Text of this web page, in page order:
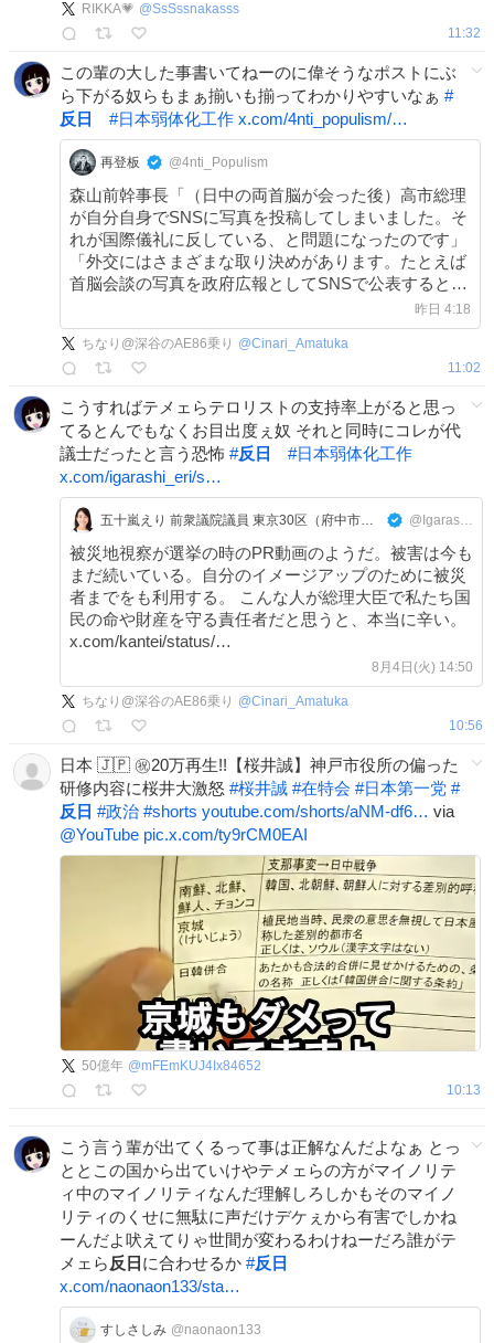
RIKKA💗 @SsSssnakasss
11:32
この輩の大した事書いてねーのに偉そうなポストにぶ
ら下がる奴らもまぁ揃いも揃ってわかりやすいなぁ #
反日
#日本弱体化工作 x.com/4nti_populism/…
再登板 @4nti_Populism
森山前幹事長「（日中の両首脳が会った後）高市総理
が自分自身でSNSに写真を投稿してしまいました。そ
れが国際儀礼に反している、と問題になったのです」
「外交にはさまざまな取り決めがあります。たとえば
首脳会談の写真を政府広報としてSNSで公表するとき
は、相手国の了解をもらわないといけないルー昨日 4:18
ちなり@深谷のAE86乗り @Cinari_Amatuka
11:02
こうすればテメェらテロリストの支持率上がると思っ
てるとんでもなくお目出度ぇ奴 それと同時にコレが代
議士だったと言う恐怖 #反日 #日本弱体化工作
x.com/igarashi_eri/s…
五十嵐えり 前衆議院議員 東京30区（府中市・多摩市・稲城市） @Igarashi_Eri
被災地視察が選挙の時のPR動画のようだ。被害は今も
まだ続いている。自分のイメージアップのために被災
者までをも利用する。 こんな人が総理大臣で私たち国
民の命や財産を守る責任者だと思うと、本当に辛い。
x.com/kantei/status/…
8月4日(火) 14:50
ちなり@深谷のAE86乗り @Cinari_Amatuka
10:56
日本 🇯🇵 ㊗️20万再生!!【桜井誠】神戸市役所の偏った
研修内容に桜井大激怒 #桜井誠 #在特会 #日本第一党 #
反日 #政治 #shorts youtube.com/shorts/aNM-df6… via
@YouTube pic.x.com/ty9rCM0EAI
50億年 @mFEmKUJ4Ix84652
10:13
こう言う輩が出てくるって事は正解なんだよなぁ とっ
ととこの国から出ていけやテメェらの方がマイノリテ
ィ中のマイノリティなんだ理解しろしかもそのマイノ
リティのくせに無駄に声だけデケぇから有害でしかね
ーんだよ吠えてりゃ世間が変わるわけねーだろ誰がテ
メェら 反日 に合わせるか #反日
x.com/naonaon133/sta…
すしさしみ @naonaon133